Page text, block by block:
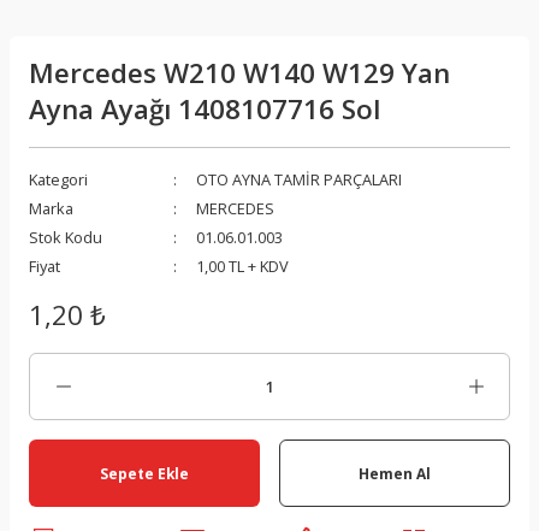
Mercedes W210 W140 W129 Yan
Ayna Ayağı 1408107716 Sol
Kategori
OTO AYNA TAMİR PARÇALARI
Marka
MERCEDES
Stok Kodu
01.06.01.003
Fiyat
1,00 TL + KDV
1,20 ₺
Sepete Ekle Hemen Al